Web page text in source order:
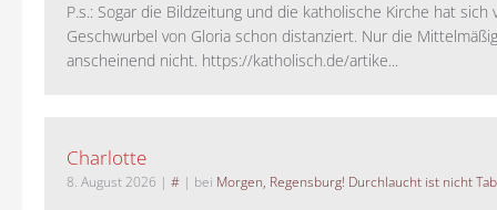
P.s.: Sogar die Bildzeitung und die katholische Kirche hat sich
Geschwurbel von Gloria schon distanziert. Nur die
anscheinend nicht. https://katholisch.de/artike...
Charlotte
8. August 2026 | # | bei Morgen, Regensburg! Durchlaucht ist nicht